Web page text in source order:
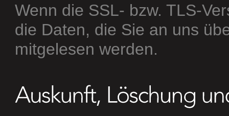
Wenn die SSL- bzw. TLS-
die Daten, die Sie an uns
mitgelesen werden.